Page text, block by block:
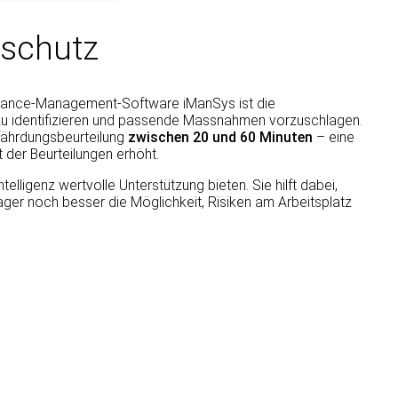
Management-Software iManSys ist die
identifizieren und passende Massnahmen vorzuschlagen.
zwischen 20 und 60 Minuten – eine
Beurteilungen erhöht.
wertvolle Unterstützung bieten. Sie hilft dabei,
noch besser die Möglichkeit, Risiken am Arbeitsplatz